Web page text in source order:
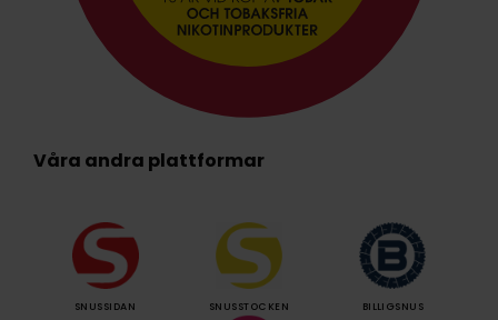
Våra andra plattformar
SNUSSIDAN SNUSSTOCKEN BILLIGSNUS